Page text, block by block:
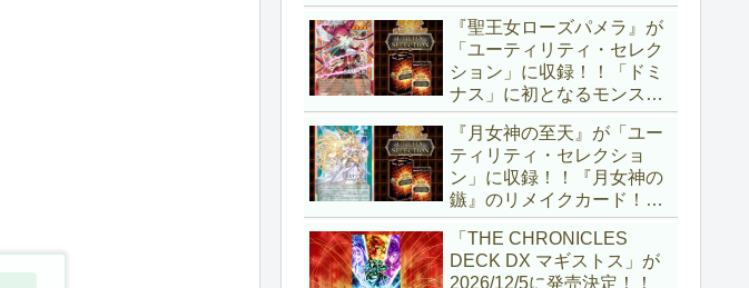
イクが多数収録！！調整版
『墓穴の指名者』や「ドミ
ナス」の少女のカード化な
ど、注目要素が満載ですね
～。【遊戯王OCG】
『聖王女ローズパメラ』が
「ユーティリティ・セレク
ション」に収録！！「ドミ
ナス」に初となるモンスタ
ーが登場！！『聖王の粉
砕』や『列王詩篇』に描か
れていた少女で、実際にこ
の2種を強力にサポートし
ていますね！！【遊戯王
OCG】
『月女神の至天』が「ユー
ティリティ・セレクショ
ン」に収録！！『月女神の
鏃』のリメイクカード！！
選出傾向が読めなくなりま
したが、後攻向けとは言え
無効化範囲の広がった『墓
「THE CHRONICLES
DECK DX マギストス」が
2026/12/5に発売決定！！